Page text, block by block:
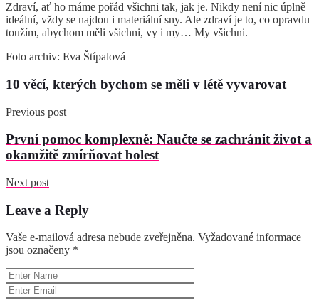
Zdraví, ať ho máme pořád všichni tak, jak je. Nikdy není nic úplně
ideální, vždy se najdou i materiální sny. Ale zdraví je to, co opravdu
toužím, abychom měli všichni, vy i my… My všichni.
Foto archiv: Eva Štípalová
10 věcí, kterých bychom se měli v létě vyvarovat
Previous post
První pomoc komplexně: Naučte se zachránit život a
okamžitě zmírňovat bolest
Next post
Leave a Reply
Vaše e-mailová adresa nebude zveřejněna. Vyžadované informace
jsou označeny *